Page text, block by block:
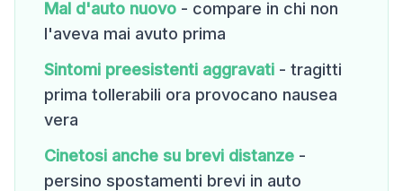
Mal d'auto nuovo - compare in chi non
l'aveva mai avuto prima
Sintomi preesistenti aggravati - tragitti
prima tollerabili ora provocano nausea
vera
Cinetosi anche su brevi distanze -
persino spostamenti brevi in auto